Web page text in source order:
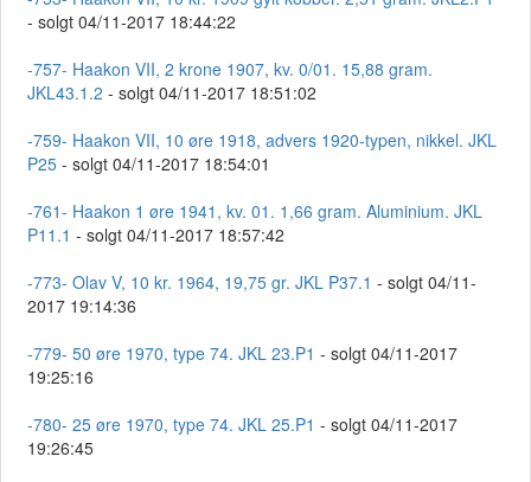
- solgt 04/11-2017 18:44:22
-757- Haakon VII, 2 krone 1907, kv. 0/01. 15,88 gram.
JKL43.1.2 - solgt 04/11-2017 18:51:02
-759- Haakon VII, 10 øre 1918, advers 1920-typen, nikkel. JKL
P25 - solgt 04/11-2017 18:54:01
-761- Haakon 1 øre 1941, kv. 01. 1,66 gram. Aluminium. JKL
P11.1 - solgt 04/11-2017 18:57:42
-773- Olav V, 10 kr. 1964, 19,75 gr. JKL P37.1 - solgt 04/11-
2017 19:14:36
-779- 50 øre 1970, type 74. JKL 23.P1 - solgt 04/11-2017
19:25:16
-780- 25 øre 1970, type 74. JKL 25.P1 - solgt 04/11-2017
19:26:45